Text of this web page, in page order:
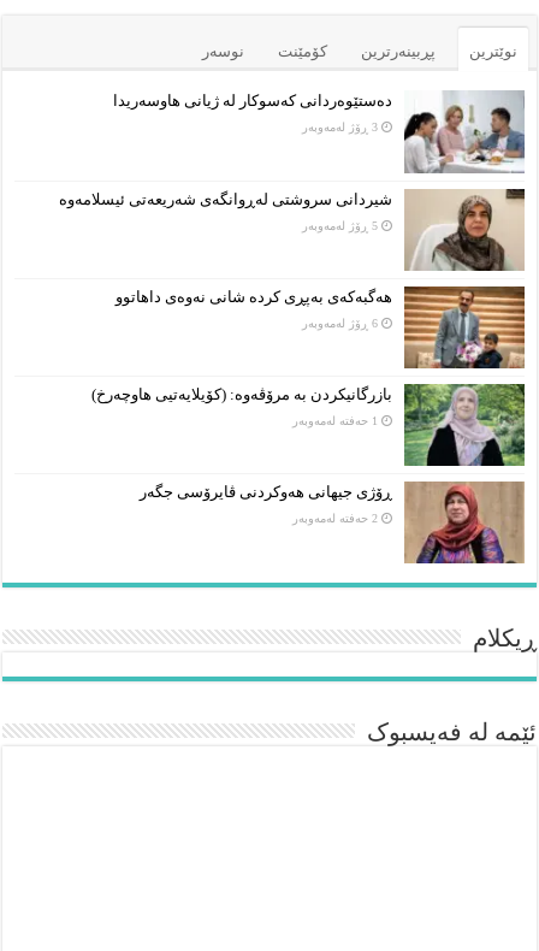
نوێترین پڕبینەرترین کۆمێنت نوسەر
دەستێوەردانی کەسوکار لە ژیانی هاوسەریدا
3 ڕۆژ لەمەوبەر
شیردانی سروشتی لەڕوانگەی شەریعەتی ئیسلامەوە
5 ڕۆژ لەمەوبەر
هەگبەکەی بەپڕی کردە شانی نەوەی داهاتوو
6 ڕۆژ لەمەوبەر
بازرگانیکردن بە مرۆڤەوە: (کۆیلایەتیی هاوچەرخ)
1 حەفتە لەمەوبەر
ڕۆژی جیهانی هەوکردنی ڤایرۆسی جگەر
2 حەفتە لەمەوبەر
ڕیکلام
ئێمە لە فەیسبوک